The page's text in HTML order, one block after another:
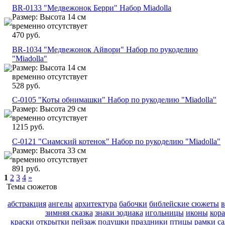
BR-0133 "Медвежонок Берри" Набор Miadolla
Размер: Высота 14 см
временно отсутствует
470 руб.
BR-1034 "Медвежонок Айвори" Набор по рукоделию
"Miadolla"
Размер: Высота 14 см
временно отсутствует
528 руб.
C-0105 "Коты обнимашки" Набор по рукоделию "Miadolla"
Размер: Высота 29 см
временно отсутствует
1215 руб.
C-0121 "Сиамский котенок" Набор по рукоделию "Miadolla"
Размер: Высота 33 см
временно отсутствует
891 руб.
1 2 3 4 »
Темы сюжетов
абстракция ангелы архитектура бабочки библейские сюжеты
зимняя сказка знаки зодиака игольницы иконы
краски открытки пейзаж подушки праздники птицы рамки